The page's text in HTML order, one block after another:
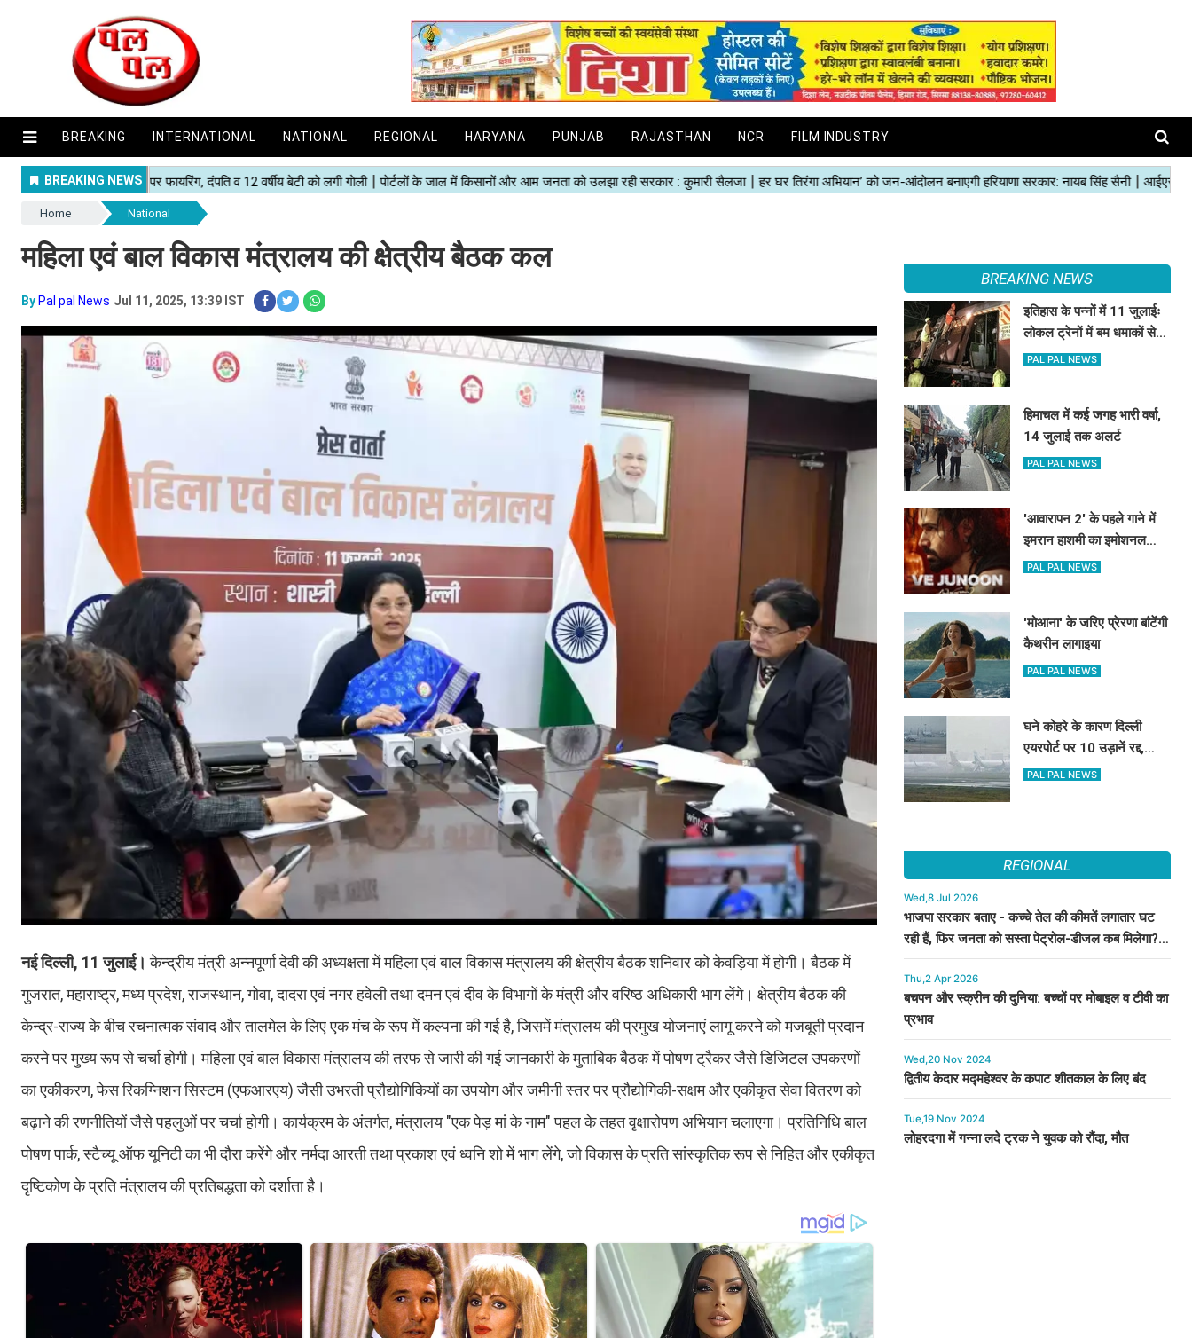
BREAKING INTERNATIONAL NATIONAL REGIONAL HARYANA PUNJAB RAJASTHAN NCR FILM INDUSTRY
Home National
महिला एवं बाल विकास मंत्रालय की क्षेत्रीय बैठक कल
By Pal pal News Jul 11, 2025, 13:39 IST
नई दिल्ली, 11 जुलाई। केन्‍द्रीय मंत्री अन्नपूर्णा देवी की अध्यक्षता में महिला एवं बाल विकास मंत्रालय की क्षेत्रीय बैठक शनिवार को केवड़िया में होगी। बैठक में
गुजरात, महाराष्ट्र, मध्य प्रदेश, राजस्थान, गोवा, दादरा एवं नगर हवेली तथा दमन एवं दीव के विभागों के मंत्री और वरिष्ठ अधिकारी भाग लेंगे। क्षेत्रीय बैठक की
केन्‍द्र-राज्य के बीच रचनात्मक संवाद और तालमेल के लिए एक मंच के रूप में कल्‍पना की गई है, जिसमें मंत्रालय की प्रमुख योजनाएं लागू करने को मजबूती प्रदान
करने पर मुख्‍य रूप से चर्चा होगी। महिला एवं बाल विकास मंत्रालय की तरफ से जारी की गई जानकारी के मुताबिक बैठक में पोषण ट्रैकर जैसे डिजिटल उपकरणों
का एकीकरण, फेस रिकग्निशन सिस्टम (एफआरएय) जैसी उभरती प्रौद्योगिकियों का उपयोग और जमीनी स्तर पर प्रौद्योगिकी-सक्षम और एकीकृत सेवा वितरण को
बढ़ाने की रणनीतियों जैसे पहलुओं पर चर्चा होगी। कार्यक्रम के अंतर्गत, मंत्रालय "एक पेड़ मां के नाम" पहल के तहत वृक्षारोपण अभियान चलाएगा। प्रतिनिधि बाल
पोषण पार्क, स्टैच्यू ऑफ यूनिटी का भी दौरा करेंगे और नर्मदा आरती तथा प्रकाश एवं ध्वनि शो में भाग लेंगे, जो विकास के प्रति सांस्कृतिक रूप से निहित और एकीकृत
दृष्टिकोण के प्रति मंत्रालय की प्रतिबद्धता को दर्शाता है।
BREAKING NEWS
इतिहास के पन्नों में 11 जुलाईः
लोकल ट्रेनों में बम धमाकों से
दहल गई मुंबई, 189 की मौत
PAL PAL NEWS
हिमाचल में कई जगह भारी वर्षा,
14 जुलाई तक अलर्ट
PAL PAL NEWS
'आवारापन 2' के पहले गाने में
इमरान हाशमी का इमोशनल
अवतार
PAL PAL NEWS
'मोआना' के जरिए प्रेरणा बांटेंगी
कैथरीन लागाइया
PAL PAL NEWS
घने कोहरे के कारण दिल्ली
एयरपोर्ट पर 10 उड़ानें रद्द,
270 से अधिक में देरी
PAL PAL NEWS
REGIONAL
Wed,8 Jul 2026
भाजपा सरकार बताए - कच्चे तेल की कीमतें लगातार घट
रही हैं, फिर जनता को सस्ता पेट्रोल-डीजल कब मिलेगा? :
कुमारी सैलजा
Thu,2 Apr 2026
बचपन और स्क्रीन की दुनिया: बच्चों पर मोबाइल व टीवी का
प्रभाव
Wed,20 Nov 2024
द्वितीय केदार मद्महेश्वर के कपाट शीतकाल के लिए बंद
Tue,19 Nov 2024
लोहरदगा में गन्ना लदे ट्रक ने युवक को रौंदा, मौत